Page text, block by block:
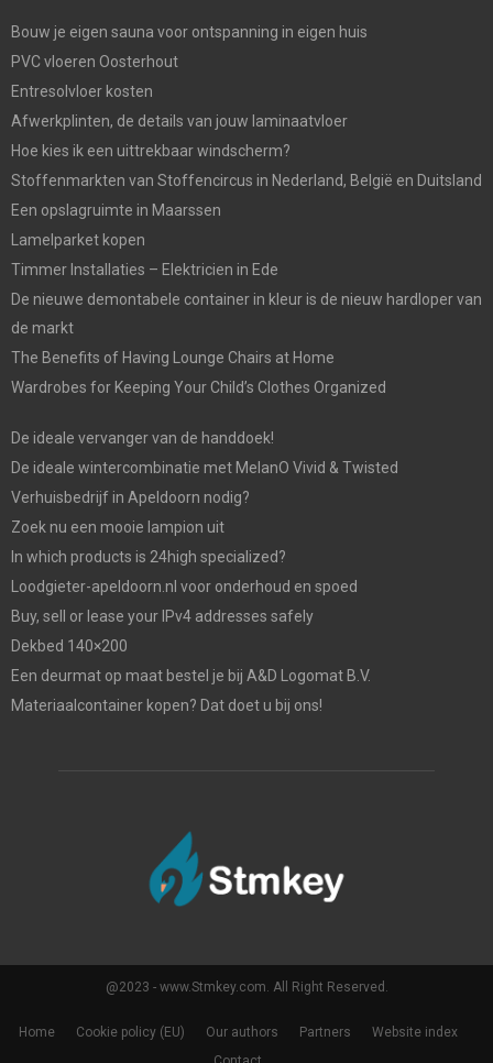
Bouw je eigen sauna voor ontspanning in eigen huis
PVC vloeren Oosterhout
Entresolvloer kosten
Afwerkplinten, de details van jouw laminaatvloer
Hoe kies ik een uittrekbaar windscherm?
Stoffenmarkten van Stoffencircus in Nederland, België en Duitsland
Een opslagruimte in Maarssen
Lamelparket kopen
Timmer Installaties – Elektricien in Ede
De nieuwe demontabele container in kleur is de nieuw hardloper van
de markt
The Benefits of Having Lounge Chairs at Home
Wardrobes for Keeping Your Child’s Clothes Organized
De ideale vervanger van de handdoek!
De ideale wintercombinatie met MelanO Vivid & Twisted
Verhuisbedrijf in Apeldoorn nodig?
Zoek nu een mooie lampion uit
In which products is 24high specialized?
Loodgieter-apeldoorn.nl voor onderhoud en spoed
Buy, sell or lease your IPv4 addresses safely
Dekbed 140×200
Een deurmat op maat bestel je bij A&D Logomat B.V.
Materiaalcontainer kopen? Dat doet u bij ons!
@2023 - www.Stmkey.com. All Right Reserved.
Home Cookie policy (EU) Our authors Partners
Website index